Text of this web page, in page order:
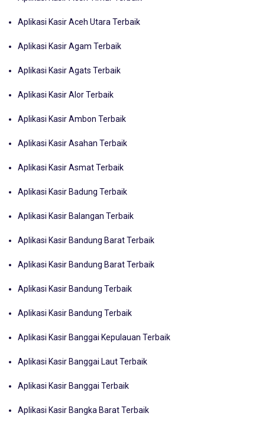
Aplikasi Kasir Aceh Utara Terbaik
Aplikasi Kasir Agam Terbaik
Aplikasi Kasir Agats Terbaik
Aplikasi Kasir Alor Terbaik
Aplikasi Kasir Ambon Terbaik
Aplikasi Kasir Asahan Terbaik
Aplikasi Kasir Asmat Terbaik
Aplikasi Kasir Badung Terbaik
Aplikasi Kasir Balangan Terbaik
Aplikasi Kasir Bandung Barat Terbaik
Aplikasi Kasir Bandung Barat Terbaik
Aplikasi Kasir Bandung Terbaik
Aplikasi Kasir Bandung Terbaik
Aplikasi Kasir Banggai Kepulauan Terbaik
Aplikasi Kasir Banggai Laut Terbaik
Aplikasi Kasir Banggai Terbaik
Aplikasi Kasir Bangka Barat Terbaik